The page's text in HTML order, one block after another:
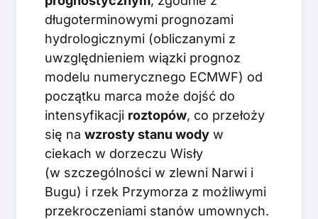
długoterminowymi prognozami
hydrologicznymi (obliczanymi z
uwzględnieniem wiązki prognoz
modelu numerycznego ECMWF) od
początku marca może dojść do
intensyfikacji roztopów, co przełoży
się na wzrosty stanu wody w
ciekach w dorzeczu Wisły
(w szczególności w zlewni Narwi i
Bugu) i rzek Przymorza z możliwymi
przekroczeniami stanów umownych.